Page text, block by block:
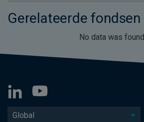
Gerelateerde fondsen
No data was found
Global